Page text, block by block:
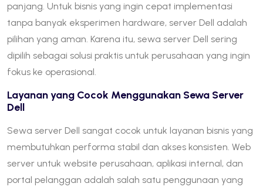
panjang. Untuk bisnis yang ingin cepat implementasi
tanpa banyak eksperimen hardware, server Dell adalah
pilihan yang aman. Karena itu, sewa server Dell sering
dipilih sebagai solusi praktis untuk perusahaan yang ingin
fokus ke operasional.
Layanan yang Cocok Menggunakan Sewa Server
Dell
Sewa server Dell sangat cocok untuk layanan bisnis yang
membutuhkan performa stabil dan akses konsisten. Web
server untuk website perusahaan, aplikasi internal, dan
portal pelanggan adalah salah satu penggunaan yang